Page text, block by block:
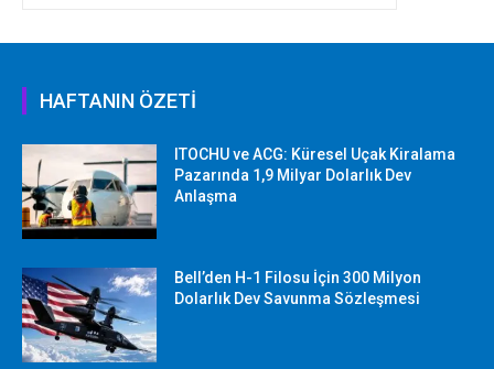
HAFTANIN ÖZETİ
ITOCHU ve ACG: Küresel Uçak Kiralama
Pazarında 1,9 Milyar Dolarlık Dev
Anlaşma
Bell’den H-1 Filosu İçin 300 Milyon
Dolarlık Dev Savunma Sözleşmesi